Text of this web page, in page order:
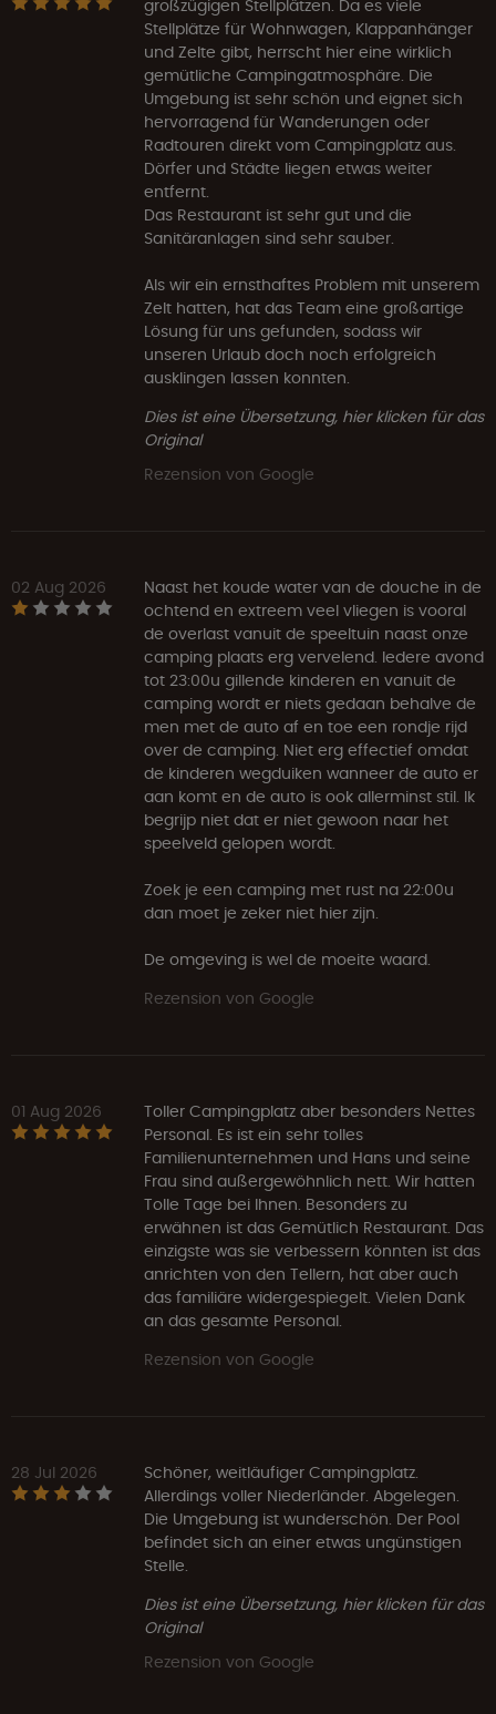
großzügigen Stellplätzen. Da es viele
Stellplätze für Wohnwagen, Klappanhänger
und Zelte gibt, herrscht hier eine wirklich
gemütliche Campingatmosphäre. Die
Umgebung ist sehr schön und eignet sich
hervorragend für Wanderungen oder
Radtouren direkt vom Campingplatz aus.
Dörfer und Städte liegen etwas weiter
entfernt.
Das Restaurant ist sehr gut und die
Sanitäranlagen sind sehr sauber.
Als wir ein ernsthaftes Problem mit unserem
Zelt hatten, hat das Team eine großartige
Lösung für uns gefunden, sodass wir
unseren Urlaub doch noch erfolgreich
ausklingen lassen konnten.
Dies ist eine Übersetzung, hier klicken für das
Original
Rezension von Google
02 Aug 2026
Naast het koude water van de douche in de
ochtend en extreem veel vliegen is vooral
de overlast vanuit de speeltuin naast onze
camping plaats erg vervelend. Iedere avond
tot 23:00u gillende kinderen en vanuit de
camping wordt er niets gedaan behalve de
men met de auto af en toe een rondje rijd
over de camping. Niet erg effectief omdat
de kinderen wegduiken wanneer de auto er
aan komt en de auto is ook allerminst stil. Ik
begrijp niet dat er niet gewoon naar het
speelveld gelopen wordt.
Zoek je een camping met rust na 22:00u
dan moet je zeker niet hier zijn.
De omgeving is wel de moeite waard.
Rezension von Google
01 Aug 2026
Toller Campingplatz aber besonders Nettes
Personal. Es ist ein sehr tolles
Familienunternehmen und Hans und seine
Frau sind außergewöhnlich nett. Wir hatten
Tolle Tage bei Ihnen. Besonders zu
erwähnen ist das Gemütlich Restaurant. Das
einzigste was sie verbessern könnten ist das
anrichten von den Tellern, hat aber auch
das familiäre widergespiegelt. Vielen Dank
an das gesamte Personal.
Rezension von Google
28 Jul 2026
Schöner, weitläufiger Campingplatz.
Allerdings voller Niederländer. Abgelegen.
Die Umgebung ist wunderschön. Der Pool
befindet sich an einer etwas ungünstigen
Stelle.
Dies ist eine Übersetzung, hier klicken für das
Original
Rezension von Google